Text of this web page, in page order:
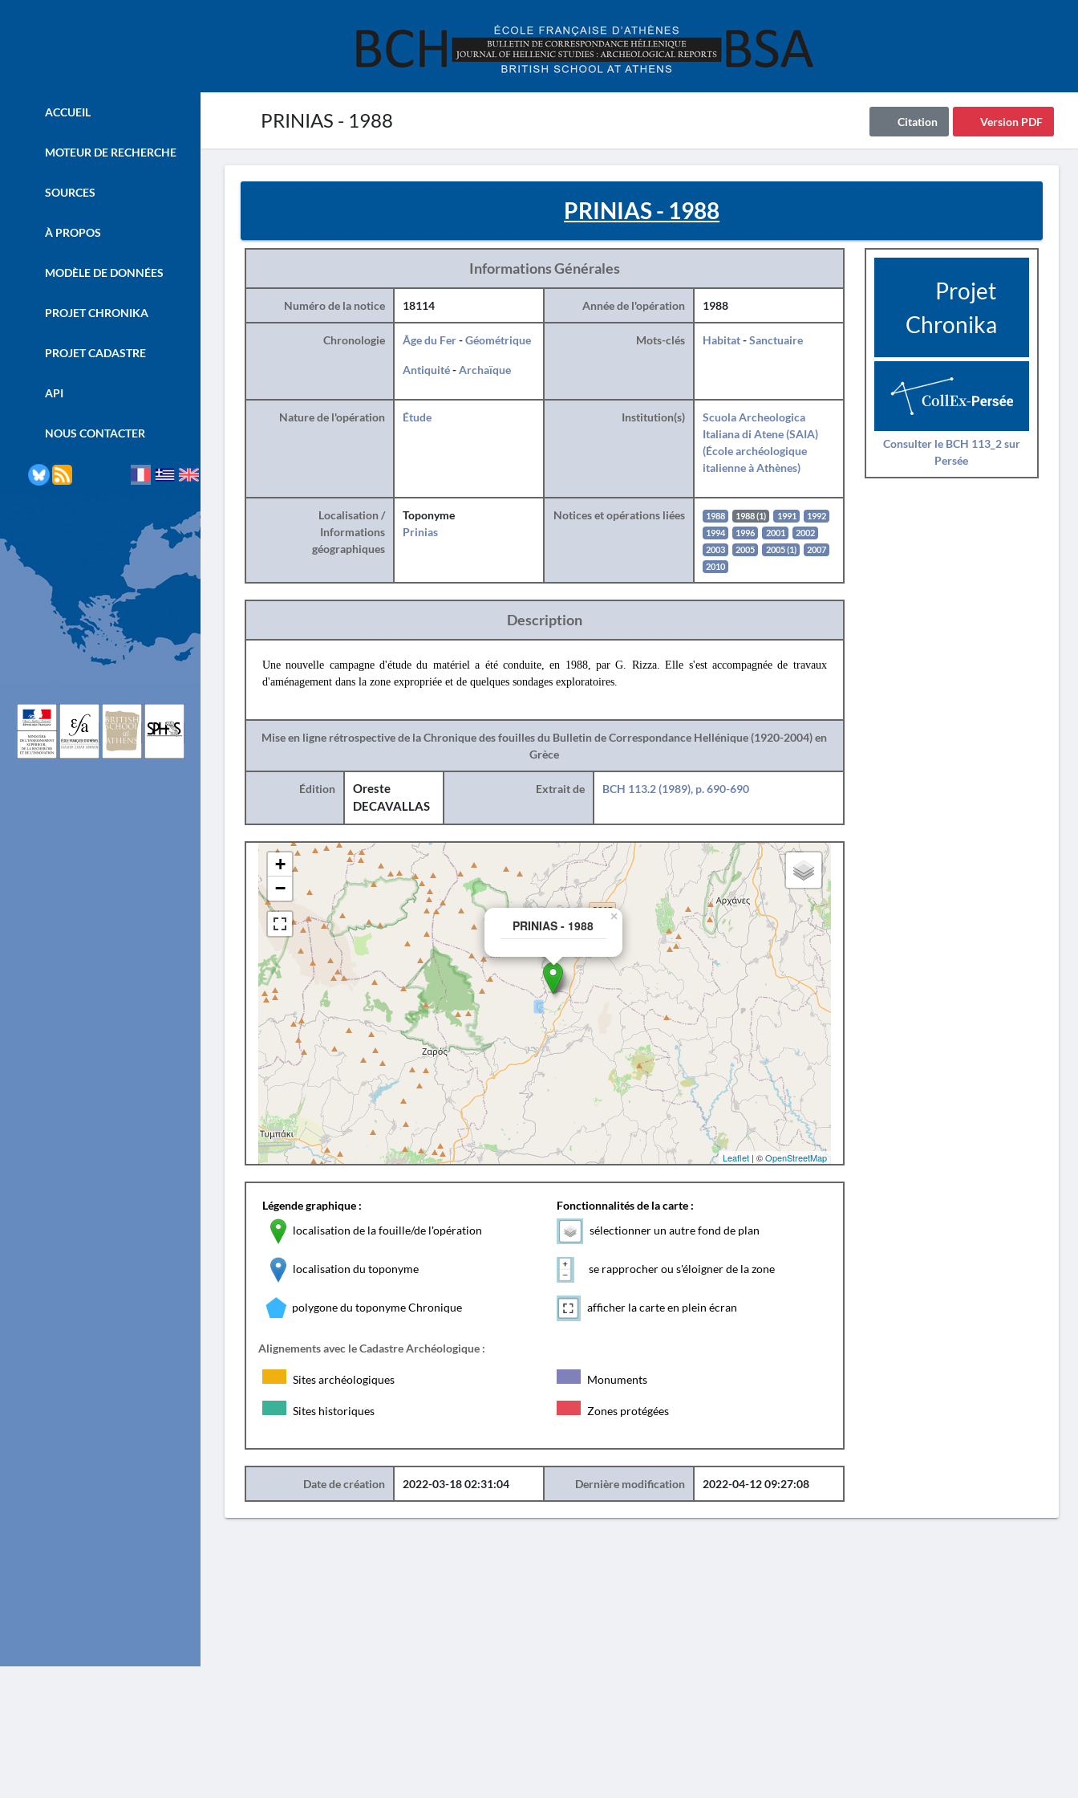
PRINIAS - 1988 Version PDF
Citation
ACCUEIL
MOTEUR DE RECHERCHE
SOURCES
À PROPOS
MODÈLE DE DONNÉES
PROJET CHRONIKA
PROJET CADASTRE
API
NOUS CONTACTER
PRINIAS - 1988
Informations Générales
Numéro de la notice 18114 Année de l'opération 1988
Chronologie Âge du Fer-Géométrique
Antiquité-Archaïque
Mots-clés Habitat-Sanctuaire
Nature de l'opération Étude Institution(s)
Scuola Archeologica
Italiana di Atene (SAIA)
(École archéologique
italienne à Athènes)
Localisation /
Informations
géographiques
Toponyme
Prinias
Notices et opérations liées 1988 1988 (1) 1991
1992
1994
1996 2001
2002
2003
2005 2005 (1)
2007
2010
Description
Une nouvelle campagne d'étude du matériel a été conduite, en 1988, par G. Rizza. Elle s'est accompagnée de travaux
d'aménagement dans la zone expropriée et de quelques sondages exploratoires.
Mise en ligne rétrospective de la Chronique des fouilles du Bulletin de Correspondance Hellénique (1920-2004) en
Grèce
Édition
Oreste
DECAVALLAS
Extrait de BCH 113.2 (1989), p. 690-690
PRINIAS - 1988
×
+
−
Leaflet| ©OpenStreetMap
Légende graphique :
localisation de la fouille/de l'opération
localisation du toponyme
polygone du toponyme Chronique
Fonctionnalités de la carte :
sélectionner un autre fond de plan
se rapprocher ou s'éloigner de la zone
afficher la carte en plein écran
Alignements avec le Cadastre Archéologique :
Sites archéologiques Monuments
Sites historiques Zones protégées
Date de création 2022-03-18 02:31:04 Dernière modification 2022-04-12 09:27:08
Projet
Chronika
Consulter le BCH 113_2 sur
Persée